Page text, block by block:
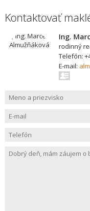
Kontaktovať
Ing.
rodinný
Telefón:
E-mail: